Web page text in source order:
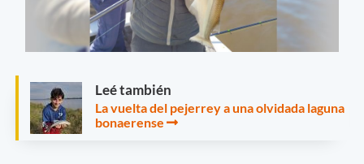
Leé también
La vuelta del pejerrey a una olvidada laguna
bonaerense